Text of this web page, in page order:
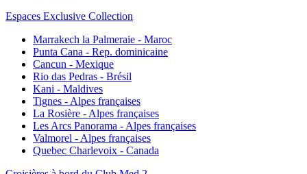
Espaces Exclusive Collection
Marrakech la Palmeraie - Maroc
Punta Cana - Rep. dominicaine
Cancun - Mexique
Rio das Pedras - Brésil
Kani - Maldives
Tignes - Alpes françaises
La Rosière - Alpes françaises
Les Arcs Panorama - Alpes françaises
Valmorel - Alpes françaises
Quebec Charlevoix - Canada